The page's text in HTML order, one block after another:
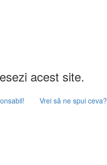
acest site.
Vrei să ne spui ceva?